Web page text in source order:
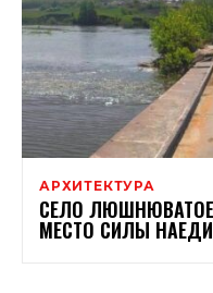
АРХИТЕКТУРА
СЕЛО
МЕСТО СИЛЫ